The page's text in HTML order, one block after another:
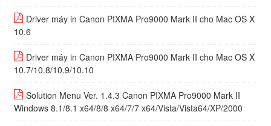
Driver máy in Canon PIXMA Pro9000 Mark II cho Mac OS X
10.6
Driver máy in Canon PIXMA Pro9000 Mark II cho Mac OS X
10.7/10.8/10.9/10.10
Solution Menu Ver. 1.4.3 Canon PIXMA Pro9000 Mark II
Windows 8.1/8.1 x64/8/8 x64/7/7 x64/Vista/Vista64/XP/2000